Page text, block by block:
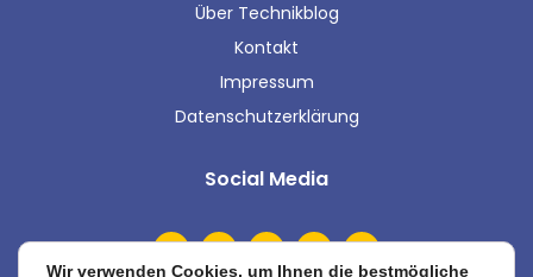
Über Technikblog
Kontakt
Impressum
Datenschutzerklärung
Social Media
Wir verwenden Cookies, um Ihnen die bestmögliche